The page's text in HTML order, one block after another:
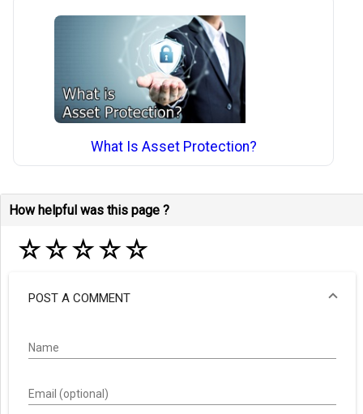
What Is Asset Protection?
How helpful was this page ?
☆☆☆☆☆
POST A COMMENT
Name
Email (optional)